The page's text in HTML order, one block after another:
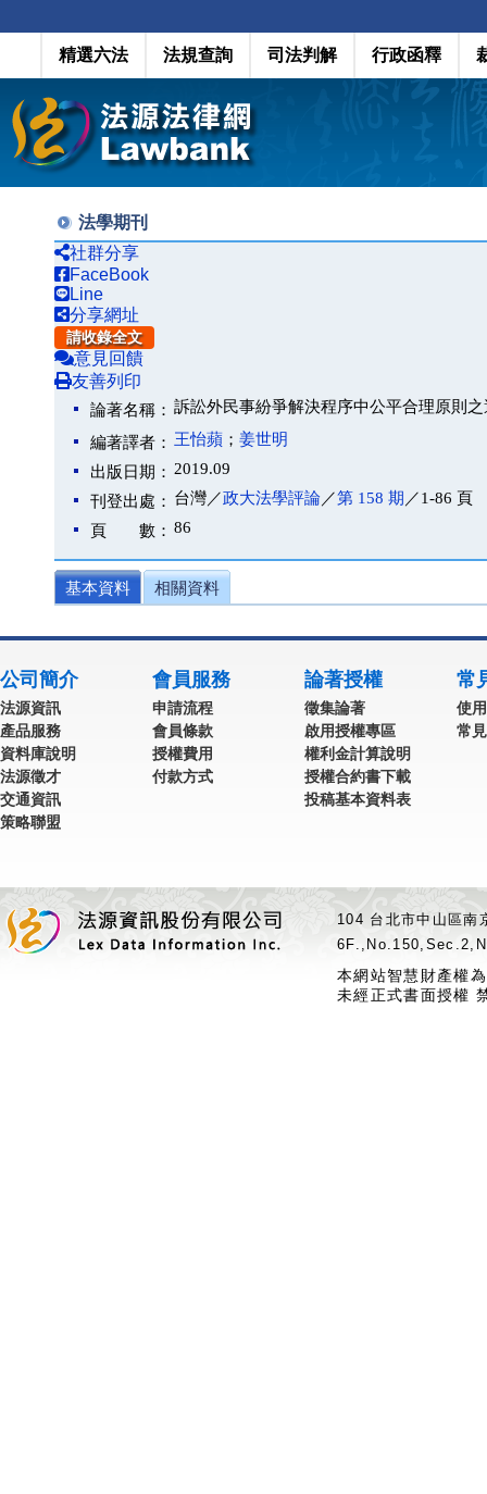
精選六法 法規查詢 司法判解 行政函釋
法學期刊
社群分享
FaceBook
Line
分享網址
請收錄全文
意見回饋
友善列印
論著名稱： 訴訟外民事紛爭解決程序中公平合理原則
編著譯者： 王怡蘋 ； 姜世明
出版日期： 2019.09
刊登出處： 台灣／政大法學評論／第 158 期 ／1-86 頁
頁 數： 86
基本資料 相關資料
公司簡介
法源資訊
產品服務
資料庫說明
法源徵才
交通資訊
策略聯盟
會員服務
申請流程
會員條款
授權費用
付款方式
論著授權
徵集論著
啟用授權專區
權利金計算說明
授權合約書下載
投稿基本資料表
常
使
常
104 台北市中山區
本網站智慧財產權
未經正式書面授權